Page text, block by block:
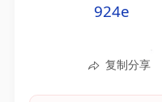
924e
复制分享